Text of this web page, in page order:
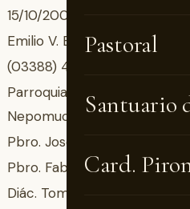
Pastoral
Santuario
Card.
15/10/2005
Emilio V. Bunge n° 647
(03388) 49-3072
Parroquia San Juan
Nepomuceno
Pbro. José Luis Rossi
Pbro. Fabián D. Cortés
Diác. Tomás E. Penacino